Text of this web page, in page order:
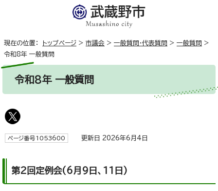
現在の位置： トップページ > 市議会 > 一般質問・代表質問 > 一般質問 >
令和8年 一般質問
令和8年 一般質問
ページ番号1053600 更新日 2026年6月4日
第2回定例会(6月9日、11日)